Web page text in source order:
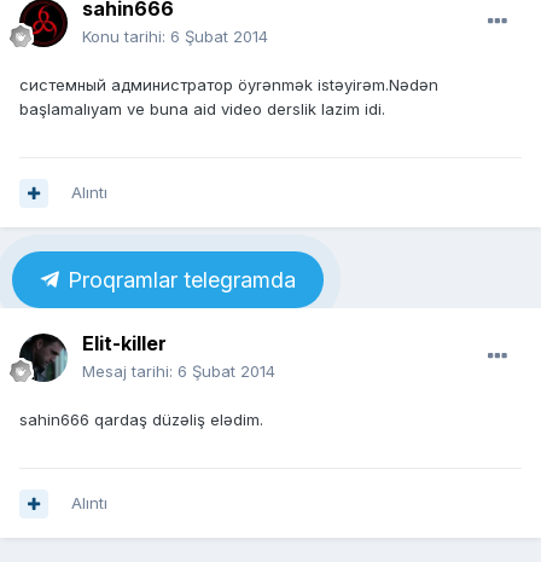
sahin666
Konu tarihi: 6 Şubat 2014
системный администратор öyrənmək istəyirəm.Nədən
başlamalıyam ve buna aid video derslik lazim idi.
Alıntı
Proqramlar telegramda
Elit-killer
Mesaj tarihi: 6 Şubat 2014
sahin666 qardaş düzəliş elədim.
Alıntı